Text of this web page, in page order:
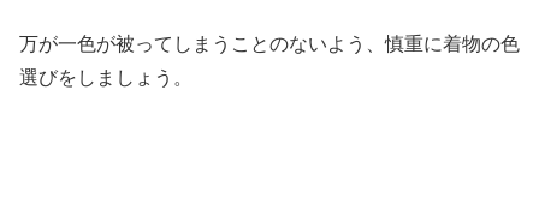
万が一色が被ってしまうことのないよう、慎重に着物の色
選びをしましょう。